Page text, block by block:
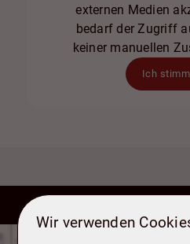
externen Medien
bedarf der Zugriff
keiner manuellen
Ich
Wir verwenden